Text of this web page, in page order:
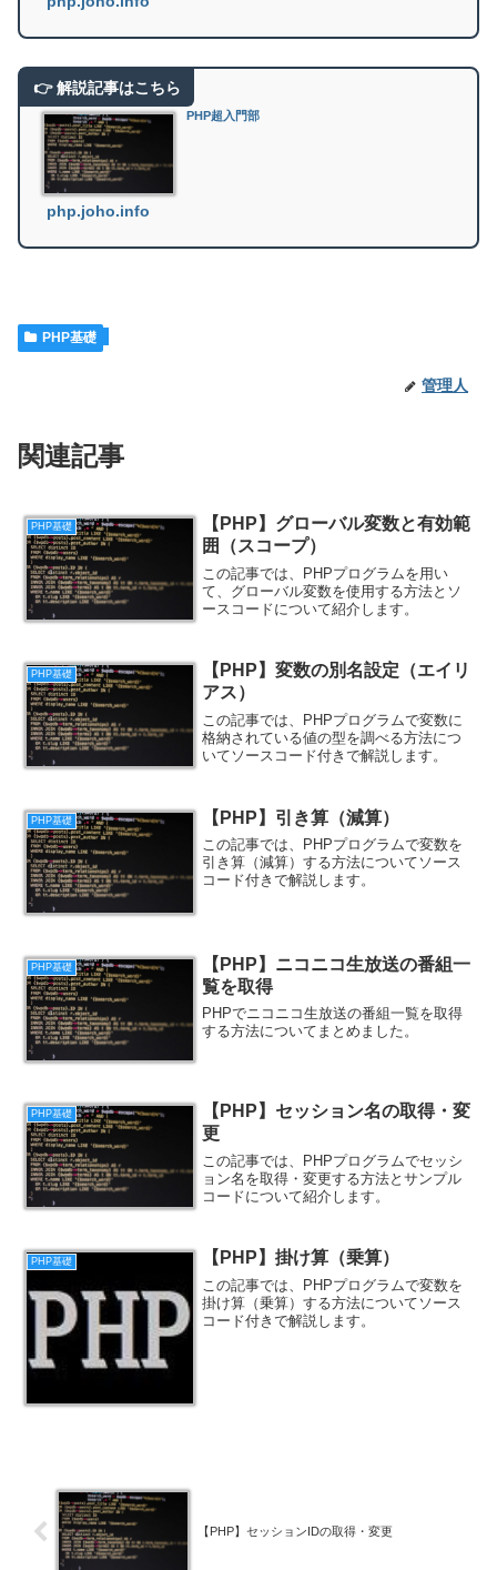
PHP超入門部
php.joho.info
PHP基礎
管理人
関連記事
PHP基礎
【PHP】グローバル変数と有効範
囲（スコープ）
この記事では、PHPプログラムを用い
て、グローバル変数を使用する方法とソ
ースコードについて紹介します。
PHP基礎
【PHP】変数の別名設定（エイリ
アス）
この記事では、PHPプログラムで変数に
格納されている値の型を調べる方法につ
いてソースコード付きで解説します。
PHP基礎 【PHP】引き算（減算）
この記事では、PHPプログラムで変数を
引き算（減算）する方法についてソース
コード付きで解説します。
PHP基礎
【PHP】ニコニコ生放送の番組一
覧を取得
PHPでニコニコ生放送の番組一覧を取得
する方法についてまとめました。
PHP基礎
【PHP】セッション名の取得・変
更
この記事では、PHPプログラムでセッシ
ョン名を取得・変更する方法とサンプル
コードについて紹介します。
PHP基礎 【PHP】掛け算（乗算）
この記事では、PHPプログラムで変数を
掛け算（乗算）する方法についてソース
コード付きで解説します。
【PHP】セッションIDの取得・変更